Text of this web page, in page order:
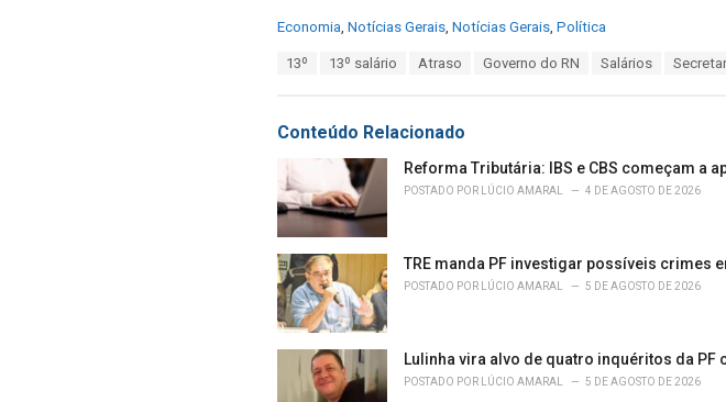
C
o
r
s
Economia Notícias Gerais Notícias Gerais Política
:
13º 13º salário Atraso Governo do RN Salários
Conteúdo Relacionado
Reforma Tributária: IBS e CBS começam a
POSTADO POR LÚCIO AMARAL 4 DE AGOSTO DE 2026
TRE manda PF investigar possíveis crimes
POSTADO POR LÚCIO AMARAL 5 DE AGOSTO DE 2026
Lulinha vira alvo de quatro inquéritos da
POSTADO POR LÚCIO AMARAL 5 DE AGOSTO DE 2026